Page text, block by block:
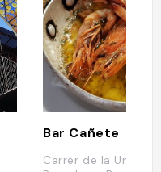
Bar Cañete
Carrer de la Unió,